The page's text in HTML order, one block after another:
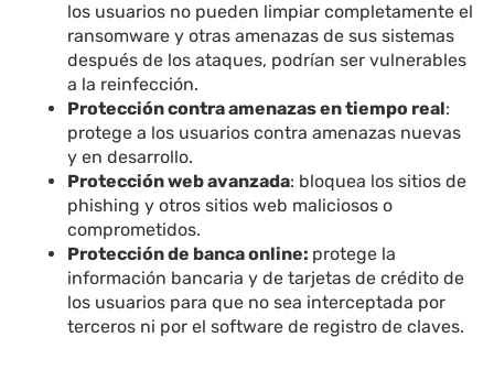
los usuarios no pueden limpiar completamente el
ransomware y otras amenazas de sus sistemas
después de los ataques, podrían ser vulnerables
a la reinfección.
Protección contra amenazas en tiempo real:
protege a los usuarios contra amenazas nuevas
y en desarrollo.
Protección web avanzada: bloquea los sitios de
phishing y otros sitios web maliciosos o
comprometidos.
Protección de banca online: protege la
información bancaria y de tarjetas de crédito de
los usuarios para que no sea interceptada por
terceros ni por el software de registro de claves.